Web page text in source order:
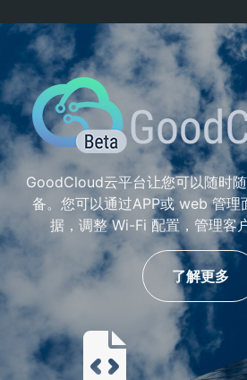
GoodCloud云平台让您可以随时
备。您可以通过APP或 web 管理
据，调整 Wi-Fi 配置，管理客
了解更多